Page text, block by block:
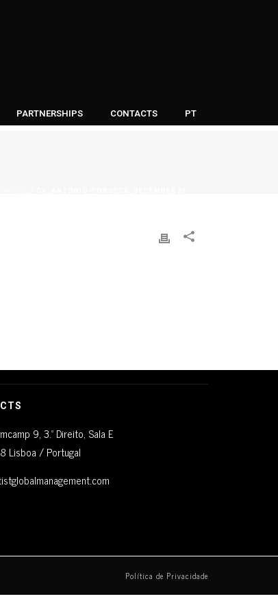
PARTNERSHIPS CONTACTS PT
9, 3.º Direito, Sala E
Lisboa / Portugal
Política de Privacidade